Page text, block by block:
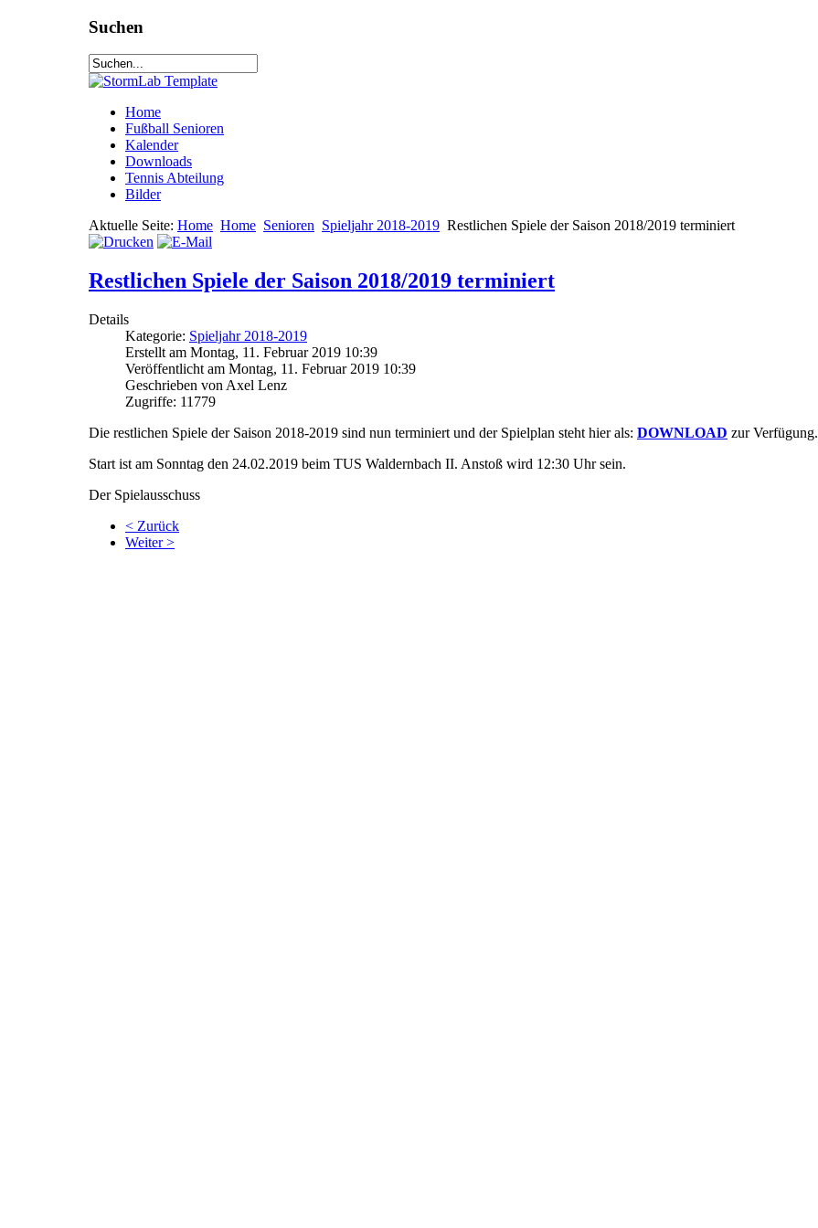
Suchen
Home
Fußball Senioren
Kalender
Downloads
Tennis Abteilung
Bilder
Aktuelle Seite: Home Home Senioren Spieljahr 2018-2019 Restlichen Spiele der Saison 2018/2019 terminiert
Restlichen Spiele der Saison 2018/2019 terminiert
Details
Kategorie: Spieljahr 2018-2019
Erstellt am Montag, 11. Februar 2019 10:39
Veröffentlicht am Montag, 11. Februar 2019 10:39
Geschrieben von Axel Lenz
Zugriffe: 11779
Die restlichen Spiele der Saison 2018-2019 sind nun terminiert und der Spielplan steht hier als: DOWNLOAD zur Verfügung.
Start ist am Sonntag den 24.02.2019 beim TUS Waldernbach II. Anstoß wird 12:30 Uhr sein.
Der Spielausschuss
< Zurück
Weiter >